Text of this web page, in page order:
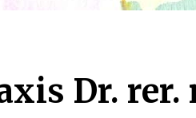
Dr. rer.